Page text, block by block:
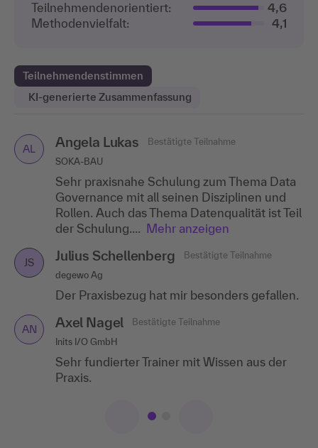
Teilnehmenden­orientiert:
4,6
Methodenvielfalt:
4,1
Teilnehmendenstimmen
KI-generierte Zusammenfassung
AL Angela Lukas
Bestätigte Teilnahme
SOKA-BAU
Sehr praxisnahe Schulung zum Thema Data
Governance mit all seinen Disziplinen und
Rollen. Auch das Thema Datenqualität ist Teil
der Schulung.... Mehr anzeigen
JS Julius Schellenberg
Bestätigte Teilnahme
degewo Ag
Der Praxisbezug hat mir besonders gefallen.
AN Axel Nagel
Bestätigte Teilnahme
Inits I/O GmbH
Sehr fundierter Trainer mit Wissen aus der
Praxis.
EK Elisabeth Kolbe
Bestätigte Teilnahme
LBS Hessen-Thüringen
Sehr guter Dozent. Großer Mehrwert im
Arbeitsalltag für einen fairen Preis.
Sven Polster
Bestätigte Teilnahme
Sehr gute praxisnahe Erklärung der Themen.
Sehr gutes Aufzeigen von
Zusammenhängen der Data Themen und wie
anzeigen